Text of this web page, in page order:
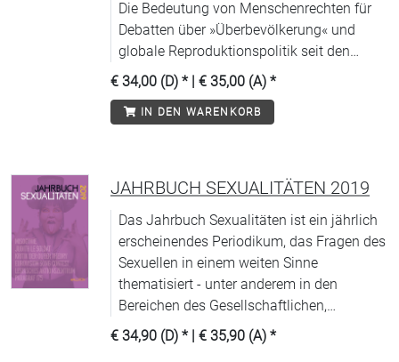
Die Bedeutung von Menschenrechten für
Debatten über »Überbevölkerung« und
globale Reproduktionspolitik seit den
1940er Jahren.
€ 34,00 (D) * | € 35,00 (A) *
IN DEN WARENKORB
JAHRBUCH SEXUALITÄTEN 2019
Das Jahrbuch Sexualitäten ist ein jährlich
erscheinendes Periodikum, das Fragen des
Sexuellen in einem weiten Sinne
thematisiert - unter anderem in den
Bereichen des Gesellschaftlichen,
Politischen, Kulturellen, Historischen und
Juristischen, in der Medizin und den
€ 34,90 (D) * | € 35,90 (A) *